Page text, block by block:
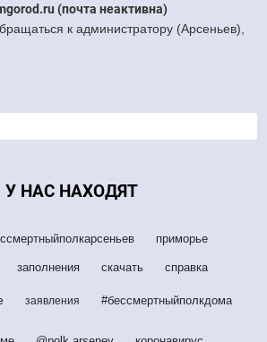
(почта неактивна)
к администратору (Арсеньев),
У НАС НАХОДЯТ
приморье
заполнения скачать справка
заявления #бессмертныйполкдома